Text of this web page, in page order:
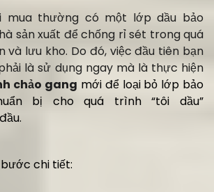
mua thường có một lớp dầu bảo
sản xuất để chống rỉ sét trong quá
và lưu kho. Do đó, việc đầu tiên bạn
là sử dụng ngay mà là thực hiện
chảo gang mới để loại bỏ lớp bảo
bị cho quá trình “tôi dầu”
chi tiết: